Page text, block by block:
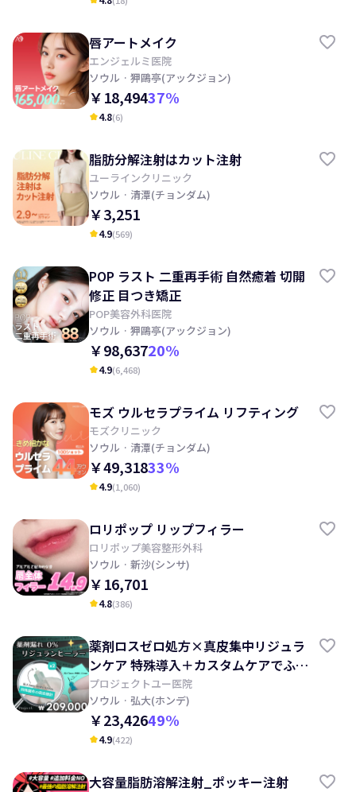
唇アートメイク
エンジェルミ医院
ソウル · 狎鷗亭(アックジョン)
￥18,49437%
kid_star4.8(6)
脂肪分解注射はカット注射
ユーラインクリニック
ソウル · 清潭(チョンダム)
￥3,251
kid_star4.9(569)
POP ラスト 二重再手術 自然癒着 切開
修正 目つき矯正
POP美容外科医院
ソウル · 狎鷗亭(アックジョン)
￥98,63720%
kid_star4.9(6,468)
モズ ウルセラプライム リフティング
モズクリニック
ソウル · 清潭(チョンダム)
￥49,31833%
kid_star4.9(1,060)
ロリポップ リップフィラー
ロリポップ美容整形外科
ソウル · 新沙(シンサ)
￥16,701
kid_star4.8(386)
薬剤ロスゼロ処方×真皮集中リジュラ
ンケア 特殊導入＋カスタムケアでふっ
くらハリ肌へ
プロジェクトユー医院
ソウル · 弘大(ホンデ)
￥23,42649%
kid_star4.9(422)
大容量脂肪溶解注射_ポッキー注射